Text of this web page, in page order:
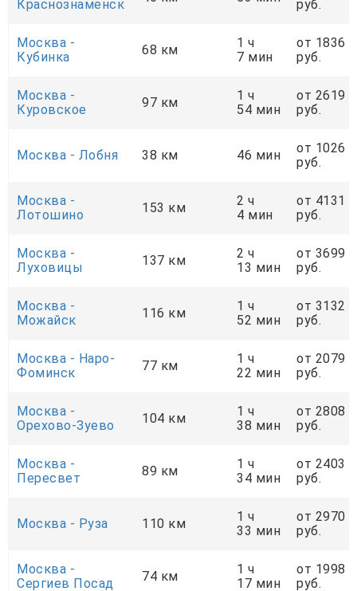
Краснознаменск
руб.
Москва -
Кубинка
68 км
1 ч
7 мин
от 1836
руб.
Москва -
Куровское
97 км
1 ч
54 мин
от 2619
руб.
Москва - Лобня 38 км 46 мин
от 1026
руб.
Москва -
Лотошино
153 км
2 ч
4 мин
от 4131
руб.
Москва -
Луховицы
137 км
2 ч
13 мин
от 3699
руб.
Москва -
Можайск
116 км
1 ч
52 мин
от 3132
руб.
Москва - Наро-
Фоминск
77 км
1 ч
22 мин
от 2079
руб.
Москва -
Орехово-Зуево
104 км
1 ч
38 мин
от 2808
руб.
Москва -
Пересвет
89 км
1 ч
34 мин
от 2403
руб.
Москва - Руза 110 км
1 ч
33 мин
от 2970
руб.
Москва -
Сергиев Посад
74 км
1 ч
17 мин
от 1998
руб.